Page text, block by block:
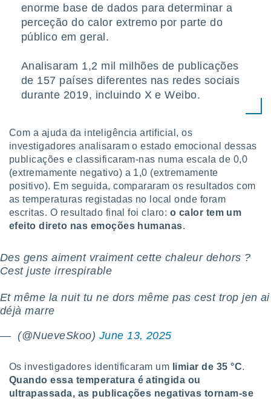
ou
através
nós e
para
e
como a
sitio
IP e
possam
com
enorme base de dados para determinar a
perceção do calor extremo por parte do
público em geral.
Analisaram 1,2 mil milhões de publicações
de 157 países diferentes nas redes sociais
durante 2019, incluindo X e Weibo.
Com a ajuda da inteligência artificial, os
investigadores analisaram o estado emocional dessas
publicações e classificaram-nas numa escala de 0,0
(extremamente negativo) a 1,0 (extremamente
positivo). Em seguida, compararam os resultados com
as temperaturas registadas no local onde foram
escritas. O resultado final foi claro: o calor tem um
efeito direto nas emoções humanas.
Des gens aiment vraiment cette chaleur dehors ?
Cest juste irrespirable
Et même la nuit tu ne dors même pas cest trop jen ai
déjà marre
— ️ (@NueveSkoo) June 13, 2025
Os investigadores identificaram um limiar de 35 °C.
Quando essa temperatura é atingida ou
ultrapassada, as publicações negativas tornam-se